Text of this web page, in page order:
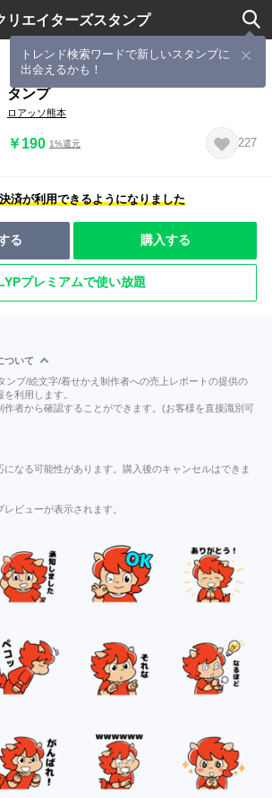
リエイターズスタンプ
トレンド検索ワードで新しいスタンプに
出会えるかも！
ロアッソ熊本公式 ロアッソくんス
タンプ
ロアッソ熊本
￥190 1%還元 227
済が利用できるようになりました
る 購入する
プレミアムで使い放題
ついて
ンプ/絵文字/着せかえ制作者への売上レポートの提供の
利用します。
作者から確認することができます。(お客様を直接識別可
なる可能性があります。購入後のキャンセルはできま
ビューが表示されます。